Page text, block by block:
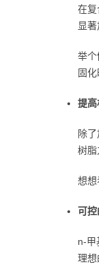
在复
显
举个
固
提高
除
树脂
想想
可控
n-甲
理想